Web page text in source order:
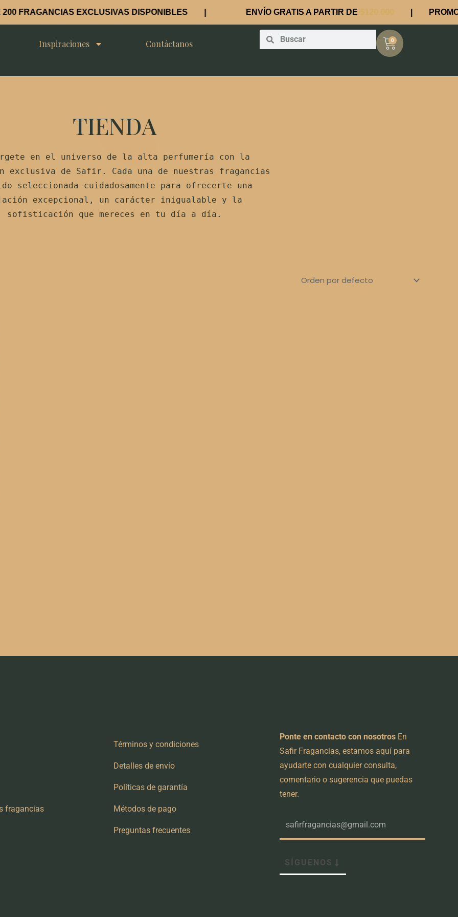
EXCLUSIVAS DISPONIBLES | ENVÍO GRATIS A PARTIR DE $120.000 | PROMO3
Inspiraciones Contáctanos
SearchSearch 0
Cart
TIENDA
en el universo de la alta perfumería con la
exclusiva de Safir. Cada una de nuestras fragancias
seleccionada cuidadosamente para ofrecerte una
excepcional, un carácter inigualable y la
sofisticación que mereces en tu día a día.
fragancias
Términos y condiciones
Detalles de envío
Políticas de garantía
Métodos de pago
Preguntas frecuentes
Ponte en contacto con nosotros En
Safir Fragancias, estamos aquí para
ayudarte con cualquier consulta,
comentario o sugerencia que puedas
tener.
SÍGUENOS